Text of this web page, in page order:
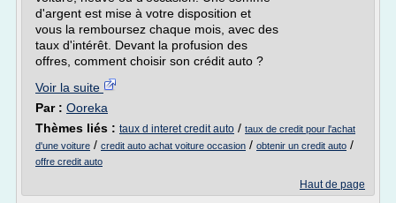
d'argent est mise à votre disposition et
vous la remboursez chaque mois, avec des
taux d'intérêt. Devant la profusion des
offres, comment choisir son crédit auto ?
Voir la suite
Par : Ooreka
Thèmes liés : taux d interet credit auto / taux de credit pour l'achat
d'une voiture / credit auto achat voiture occasion / obtenir un credit auto /
offre credit auto
Haut de page